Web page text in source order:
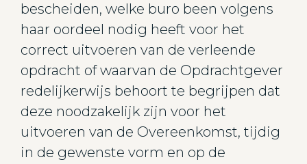
bescheiden, welke buro been volgens
haar oordeel nodig heeft voor het
correct uitvoeren van de verleende
opdracht of waarvan de Opdrachtgever
redelijkerwijs behoort te begrijpen dat
deze noodzakelijk zijn voor het
uitvoeren van de Overeenkomst, tijdig
in de gewenste vorm en op de